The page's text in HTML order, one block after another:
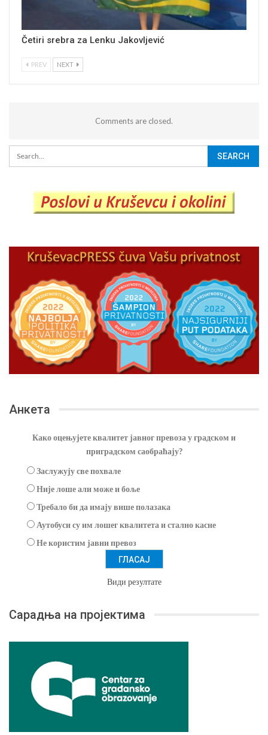
Četiri srebra za Lenku Jakovljević
PREV NEXT
Comments are closed.
Анкета
Како оцењујете квалитет јавног превоза у градском и
приградском саобраћају?
Заслужују све похвале
Није лоше али може и боље
Требало би да имају више полазака
Аутобуси су им лошег квалитета и стално касне
Не користим јавни превоз
Види резултате
Сарадња на пројектима